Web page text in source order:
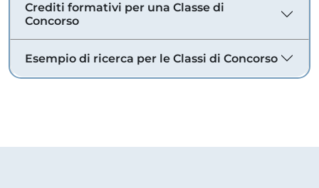
Crediti formativi per una Classe di
Concorso
Esempio di ricerca per le Classi di Concorso